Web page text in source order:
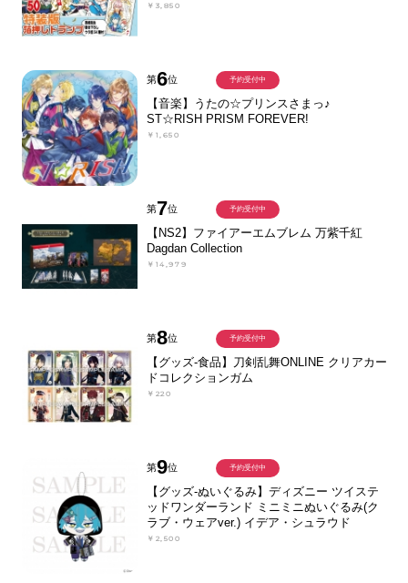
￥3,850
第6位
【音楽】うたの☆プリンスさまっ♪
ST☆RISH PRISM FOREVER!
￥1,650
予約受付中
第7位
【NS2】ファイアーエムブレム 万紫千紅
Dagdan Collection
￥14,979
予約受付中
第8位
【グッズ-食品】刀剣乱舞ONLINE クリアカー
ドコレクションガム
￥220
予約受付中
第9位
【グッズ-ぬいぐるみ】ディズニー ツイステ
ッドワンダーランド ミニミニぬいぐるみ(ク
ラブ・ウェアver.) イデア・シュラウド
￥2,500
予約受付中